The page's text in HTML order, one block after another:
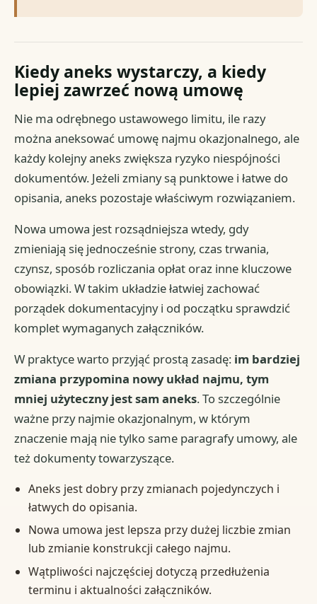
Kiedy aneks wystarczy, a kiedy
lepiej zawrzeć nową umowę
Nie ma odrębnego ustawowego limitu, ile razy
można aneksować umowę najmu okazjonalnego, ale
każdy kolejny aneks zwiększa ryzyko niespójności
dokumentów. Jeżeli zmiany są punktowe i łatwe do
opisania, aneks pozostaje właściwym rozwiązaniem.
Nowa umowa jest rozsądniejsza wtedy, gdy
zmieniają się jednocześnie strony, czas trwania,
czynsz, sposób rozliczania opłat oraz inne kluczowe
obowiązki. W takim układzie łatwiej zachować
porządek dokumentacyjny i od początku sprawdzić
komplet wymaganych załączników.
W praktyce warto przyjąć prostą zasadę: im bardziej
zmiana przypomina nowy układ najmu, tym
mniej użyteczny jest sam aneks. To szczególnie
ważne przy najmie okazjonalnym, w którym
znaczenie mają nie tylko same paragrafy umowy, ale
też dokumenty towarzyszące.
Aneks jest dobry przy zmianach pojedynczych i
łatwych do opisania.
Nowa umowa jest lepsza przy dużej liczbie zmian
lub zmianie konstrukcji całego najmu.
Wątpliwości najczęściej dotyczą przedłużenia
terminu i aktualności załączników.